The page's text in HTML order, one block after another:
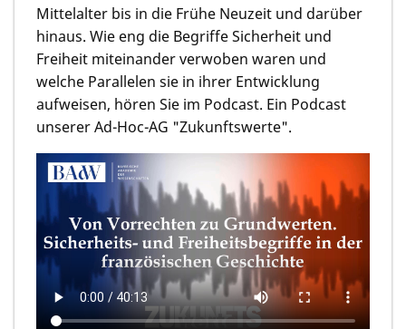
Mittelalter bis in die Frühe Neuzeit und darüber
hinaus. Wie eng die Begriffe Sicherheit und
Freiheit miteinander verwoben waren und
welche Parallelen sie in ihrer Entwicklung
aufweisen, hören Sie im Podcast. Ein Podcast
unserer Ad-Hoc-AG "Zukunftswerte".